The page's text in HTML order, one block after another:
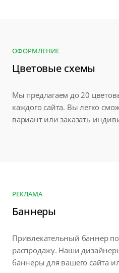
ОФОРМЛЕНИЕ
Цветовые схемы
Мы предлагаем до 20
каждого сайта. Вы легко
вариант или заказать
РЕКЛАМА
Баннеры
Привлекательный баннер
распродажу. Наши
баннеры для вашего сайта